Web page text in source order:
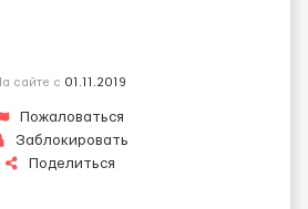
сайте с 01.11.2019
Пожаловаться
Заблокировать
Поделиться